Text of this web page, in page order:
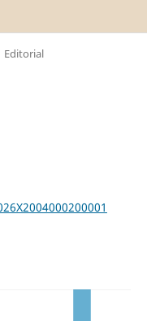
Editorial